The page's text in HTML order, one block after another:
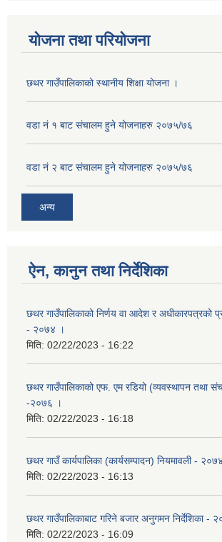
योजना तथा परियोजना
छथर गाउँपालिकाको स्थानीय शिक्षा योजना ।
वडा नं १ बाट संचालम हुने योजनाहरु २०७५/७६
वडा नं २ बाट संचालम हुने योजनाहरु २०७५/७६
अन्य
ऐन, कानुन तथा निर्देशिका
छथर गाउँपालिकाको निर्णय वा आदेश र अधीकारपत्रको
- २०७४ ।
मिति: 02/22/2023 - 16:22
छथर गाउँपालिकाको एफ. एम रडियो (व्यवस्थापन तथा
-२०७६ ।
मिति: 02/22/2023 - 16:18
छथर गाउँ कार्यपालिका (कार्यसम्पादन) नियमावली -
मिति: 02/22/2023 - 16:13
छथर गाउँपालिकाबाट गरिने बजार अनुगमन निर्देशिका -
मिति: 02/22/2023 - 16:09